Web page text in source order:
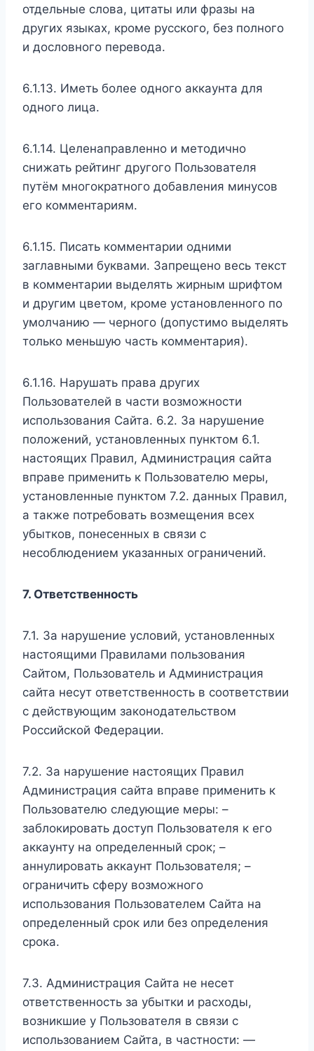
отдельные слова, цитаты или фразы на
других языках, кроме русского, без полного
и дословного перевода.
6.1.13. Иметь более одного аккаунта для
одного лица.
6.1.14. Целенаправленно и методично
снижать рейтинг другого Пользователя
путём многократного добавления минусов
его комментариям.
6.1.15. Писать комментарии одними
заглавными буквами. Запрещено весь текст
в комментарии выделять жирным шрифтом
и другим цветом, кроме установленного по
умолчанию — черного (допустимо выделять
только меньшую часть комментария).
6.1.16. Нарушать права других
Пользователей в части возможности
использования Сайта. 6.2. За нарушение
положений, установленных пунктом 6.1.
настоящих Правил, Администрация сайта
вправе применить к Пользователю меры,
установленные пунктом 7.2. данных Правил,
а также потребовать возмещения всех
убытков, понесенных в связи с
несоблюдением указанных ограничений.
7. Ответственность
7.1. За нарушение условий, установленных
настоящими Правилами пользования
Сайтом, Пользователь и Администрация
сайта несут ответственность в соответствии
с действующим законодательством
Российской Федерации.
7.2. За нарушение настоящих Правил
Администрация сайта вправе применить к
Пользователю следующие меры: –
заблокировать доступ Пользователя к его
аккаунту на определенный срок; –
аннулировать аккаунт Пользователя; –
ограничить сферу возможного
использования Пользователем Сайта на
определенный срок или без определения
срока.
7.3. Администрация Сайта не несет
ответственность за убытки и расходы,
возникшие у Пользователя в связи с
использованием Сайта, в частности: —